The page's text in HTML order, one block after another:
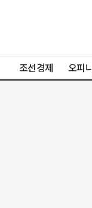
조선경제 오피